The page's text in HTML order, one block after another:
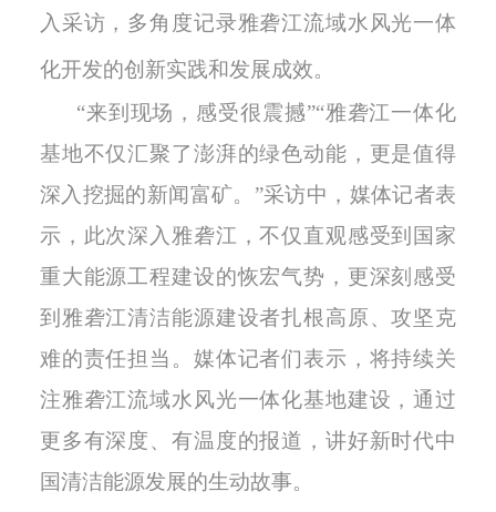
入采访，多角度记录雅砻江流域水风光一体
化开发的创新实践和发展成效。
“来到现场，感受很震撼”“雅砻江一体化
基地不仅汇聚了澎湃的绿色动能，更是值得
深入挖掘的新闻富矿。”采访中，媒体记者表
示，此次深入雅砻江，不仅直观感受到国家
重大能源工程建设的恢宏气势，更深刻感受
到雅砻江清洁能源建设者扎根高原、攻坚克
难的责任担当。媒体记者们表示，将持续关
注雅砻江流域水风光一体化基地建设，通过
更多有深度、有温度的报道，讲好新时代中
国清洁能源发展的生动故事。